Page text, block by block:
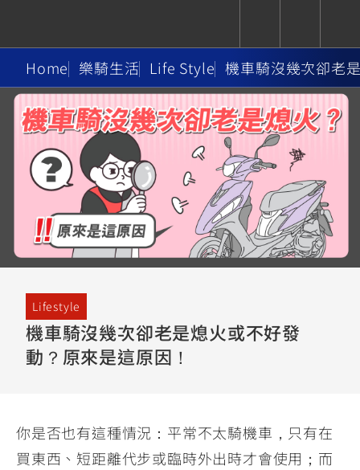
依風格 依排氣量
Super
Sport
Hyper
Naked
Sport
Heritage
YZF-R9
550+
550+
YZF-R3
YZF-R15
MT-
09
Y-
AMT
MT-
09
550+
MT-
550+
XSR
700
550+
155
150
依風格 依排氣量
Premium Sport FashionAdventure Family
TMAX
550+
251~549
NMAX
AUGUR
CYGNUS
XR
150
X
125
2.0
150
Limi
125
BW'S
125
AXIS
Z /
Zii
125
CUXiE
2.5 kw
追蹤愛車
我的愛車 瀏覽紀錄
Home 樂騎生活 Life Style 機車騎沒幾次卻老
Lifestyle
機車騎沒幾次卻老是熄火或不好發
動？原來是這原因！
你是否也有這種情況：平常不太騎機車，只有在
買東西、短距離代步或臨時外出時才會使用；而